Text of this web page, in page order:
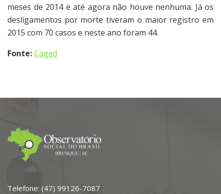
meses de 2014 e até agora não houve nenhuma. Já os
desligamentos por morte tiveram o maior registro em
2015 com 70 casos e neste ano foram 44.
Fonte:Caged
Telefone: (47) 99126-7087